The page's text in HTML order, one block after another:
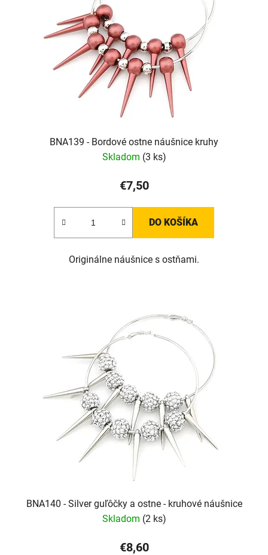
BNA139 - Bordové ostne náušnice kruhy
Skladom (3 ks)
€7,50
DO KOŠÍKA
Originálne náušnice s ostňami.
BNA140 - Silver guľôčky a ostne - kruhové náušnice
Skladom (2 ks)
€8,60